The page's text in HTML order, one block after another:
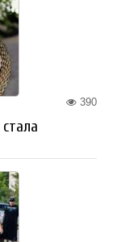
390